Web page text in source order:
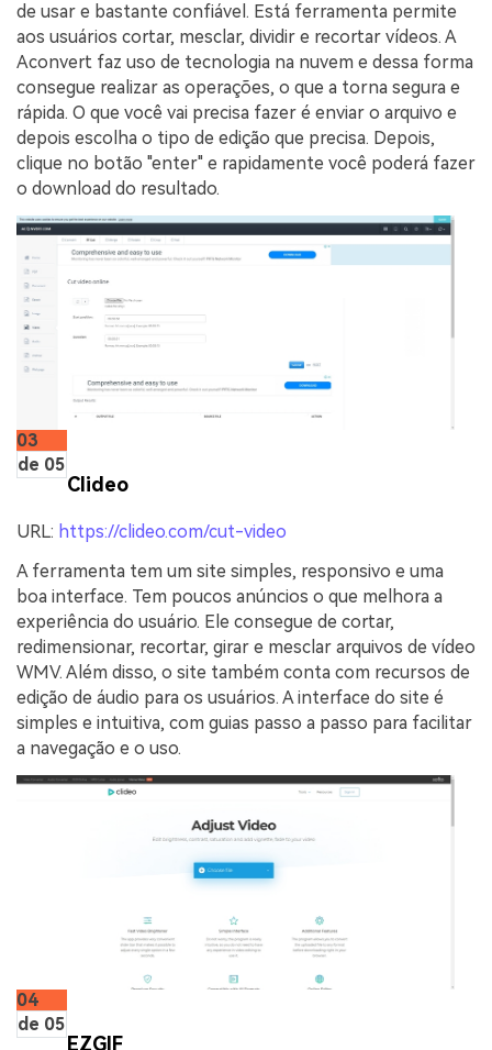
de usar e bastante confiável. Está ferramenta permite
aos usuários cortar, mesclar, dividir e recortar vídeos. A
Aconvert faz uso de tecnologia na nuvem e dessa forma
consegue realizar as operações, o que a torna segura e
rápida. O que você vai precisa fazer é enviar o arquivo e
depois escolha o tipo de edição que precisa. Depois,
clique no botão "enter" e rapidamente você poderá fazer
o download do resultado.
03
de 05
Clideo
URL: https://clideo.com/cut-video
A ferramenta tem um site simples, responsivo e uma
boa interface. Tem poucos anúncios o que melhora a
experiência do usuário. Ele consegue de cortar,
redimensionar, recortar, girar e mesclar arquivos de vídeo
WMV. Além disso, o site também conta com recursos de
edição de áudio para os usuários. A interface do site é
simples e intuitiva, com guias passo a passo para facilitar
a navegação e o uso.
04
de 05
EZGIF